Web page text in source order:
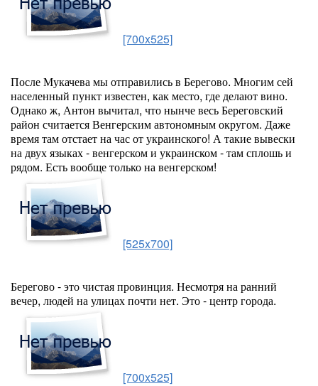
[700x525]
После Мукачева мы отправились в Берегово. Многим сей
населенный пункт известен, как место, где делают вино.
Однако ж, Антон вычитал, что нынче весь Береговский
район считается Венгерским автономным округом. Даже
время там отстает на час от украинского! А такие вывески
на двух языках - венгерском и украинском - там сплошь и
рядом. Есть вообще только на венгерском!
[525x700]
Берегово - это чистая провинция. Несмотря на ранний
вечер, людей на улицах почти нет. Это - центр города.
[700x525]